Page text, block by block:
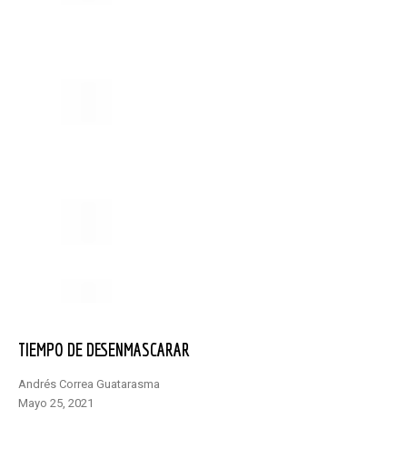
TIEMPO DE DESENMASCARAR
Andrés Correa Guatarasma
mayo 25, 2021